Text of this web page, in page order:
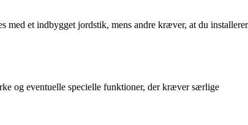
med et indbygget jordstik, mens andre kræver, at du installerer
og eventuelle specielle funktioner, der kræver særlige